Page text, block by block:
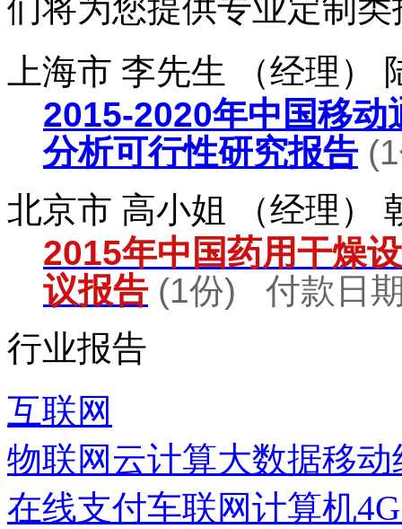
们将为您提供专业定制类
上海市 李先生 （经理）
2015-2020年中国移
分析可行性研究报告(1
北京市 高小姐 （经理）
2015年中国药用干燥
议报告 (1份) 付款日
行业报告
互联网
物联网 云计算大数据移动
在线支付车联网计算机